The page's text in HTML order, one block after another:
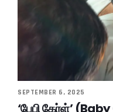
SEPTEMBER 6, 2025
‘பேபி கேர்ள்’